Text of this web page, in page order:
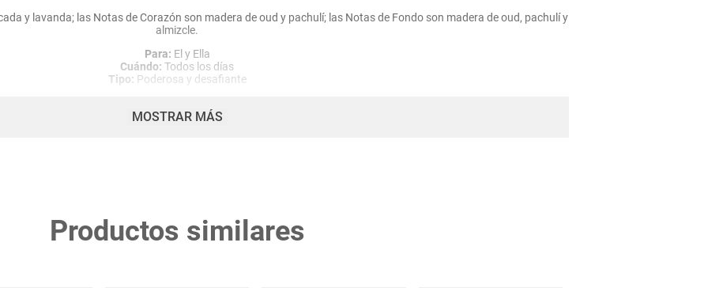
y lavanda; las Notas de Corazón son madera de oud y pachulí; las Notas de Fondo son madera de oud, pachulí y
almizcle.
Para: El y Ella
Cuándo: Todos los días
Tipo: Poderosa y desafiante
MOSTRAR MÁS
Productos similares